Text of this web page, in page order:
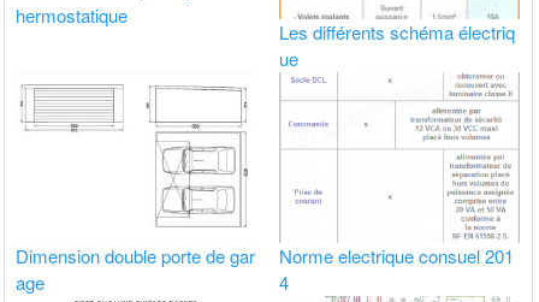
hermostatique
Les différents schéma électriq
ue
Dimension double porte de gar
age
Norme electrique consuel 201
4